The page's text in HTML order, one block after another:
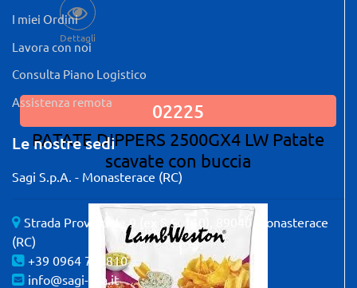
Dettagli
02225
PATATE DIPPERS 2500GX4 LW Patate
scavate con buccia
I miei Ordini
Lavora con noi
Consulta Piano Logistico
Assistenza remota
Le nostre sedi
Sagi S.p.A. - Monasterace (RC)
Strada Provinciale 9 (ex S.S. 110), 89040 Monasterace
(RC)
+39 0964 739810
info@sagi-spa.it